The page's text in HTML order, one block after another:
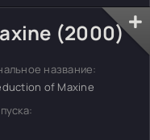
(2000)
название:
of Maxine